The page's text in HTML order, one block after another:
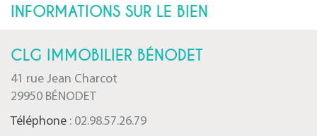
INFORMATIONS SUR LE BIEN
CLG IMMOBILIER BÉNODET
41 rue Jean Charcot
29950 BÉNODET
Téléphone : 02.98.57.26.79